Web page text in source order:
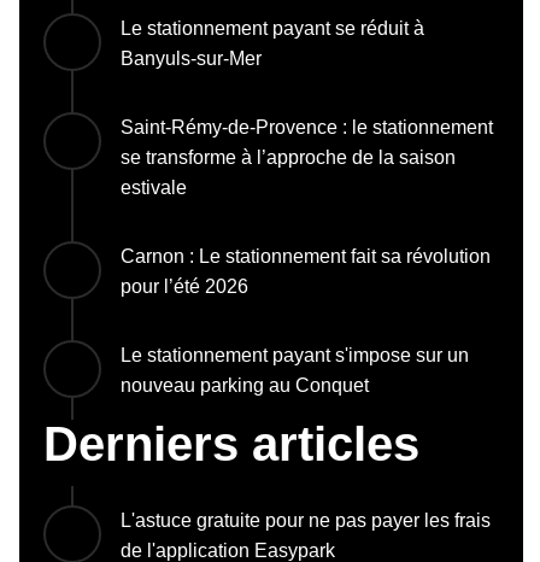
Le stationnement payant se réduit à
Banyuls-sur-Mer
Saint-Rémy-de-Provence : le stationnement
se transforme à l’approche de la saison
estivale
Carnon : Le stationnement fait sa révolution
pour l’été 2026
Le stationnement payant s'impose sur un
nouveau parking au Conquet
Derniers articles
L'astuce gratuite pour ne pas payer les frais
de l'application Easypark